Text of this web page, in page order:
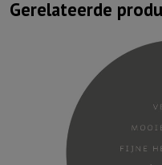
Gerelateerde